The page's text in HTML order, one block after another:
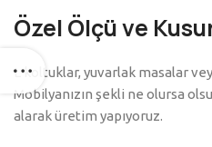
Özel Ölçü ve
L koltuklar, yuvarlak masalar
Mobilyanızın şekli ne olursa
alarak üretim yapıyoruz.